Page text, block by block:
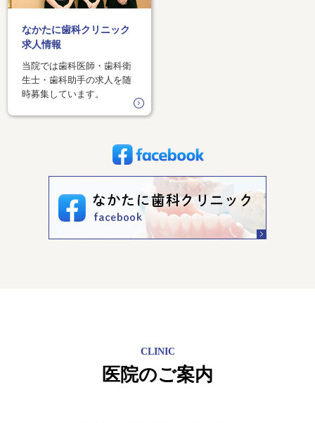
なかたに歯科クリニック
求人情報
当院では歯科医師・歯科衛
生士・歯科助手の求人を随
時募集しています。
CLINIC
医院のご案内